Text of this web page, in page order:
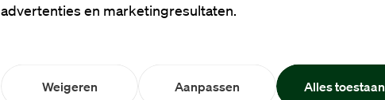
advertenties en marketingresultaten.
Weigeren Aanpassen Alles toestaan